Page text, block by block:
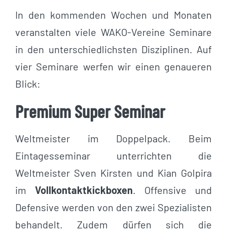
In den kommenden Wochen und Monaten
veranstalten viele WAKO-Vereine Seminare
in den unterschiedlichsten Disziplinen. Auf
vier Seminare werfen wir einen genaueren
Blick:
Premium Super Seminar
Weltmeister im Doppelpack. Beim
Eintagesseminar unterrichten die
Weltmeister Sven Kirsten und Kian Golpira
im Vollkontaktkickboxen. Offensive und
Defensive werden von den zwei Spezialisten
behandelt. Zudem dürfen sich die